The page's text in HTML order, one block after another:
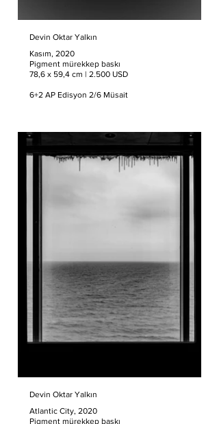
Devin Oktar Yalkın
Kasım, 2020
Pigment mürekkep baskı
78,6 x 59,4 cm | 2.500 USD
6+2 AP Edisyon 2/6 Müsait
Devin Oktar Yalkın
Atlantic City, 2020
Pigment mürekkep baskı